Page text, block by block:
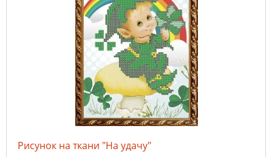
Рисунок на ткани "На удачу"